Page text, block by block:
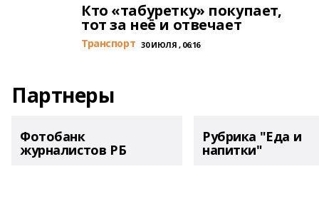
Кто «табуретку» покупает,
тот за неё и отвечает
Транспорт 30 ИЮЛЯ , 06:16
Партнеры
Фотобанк
журналистов РБ
Рубрика "Еда и
напитки"